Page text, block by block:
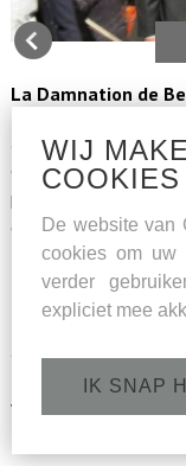
La Damnation de
... venu de Belgique,
dans le peu de notes
portée par le talent
dans les annales du
La Damnation de
Incandescent-
... L'on n'oublie pas
Dekeyser, immense
WIJ
COOKIES
De website van
cookies om uw
verder
expliciet mee
IK SNAP